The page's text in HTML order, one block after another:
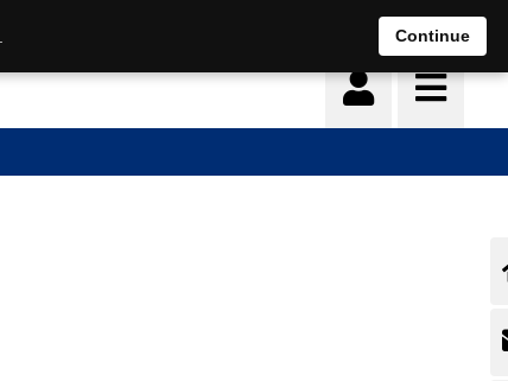
Deutsch français
Continue